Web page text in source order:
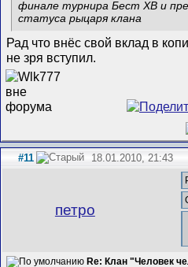
финале турнира Бест ХВ и
статуса рыцаря клана
Рад что внёс свой вклад в
не зря вступил.
#11 18.01.2010, 21:43
петро
Re: Клан "Человек